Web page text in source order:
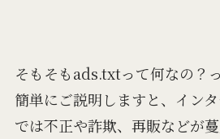
そもそもads.txtって何なの？
簡単にご説明しますと、イン
では不正や詐欺、再販などが蔓